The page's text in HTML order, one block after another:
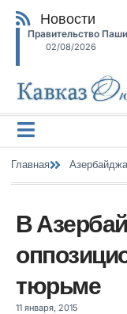
Новости
Правительство
02/08/2026
Главная
В
тюрьме
11 января, 2015